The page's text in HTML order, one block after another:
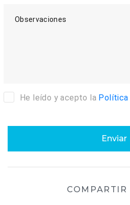
Observaciones
He leído y acepto la Política
Enviar
COMPARTIR